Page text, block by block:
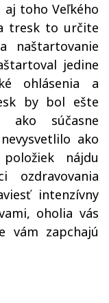
aj toho Veľkého
tresk to určite
naštartovanie
jedine
ohlásenia a
by bol ešte
ako súčasne
ako
nájdu
ozdravovania
intenzívny
oholia vás
vám zapchajú